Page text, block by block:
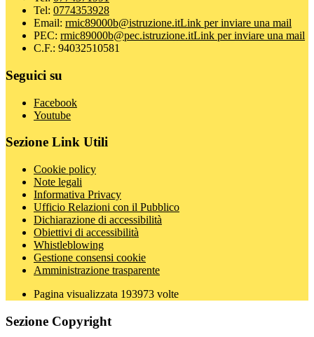
Tel: 0774353928
Email: rmic89000b@istruzione.itLink per inviare una mail
PEC: rmic89000b@pec.istruzione.itLink per inviare una mail
C.F.: 94032510581
Seguici su
Facebook
Youtube
Sezione Link Utili
Cookie policy
Note legali
Informativa Privacy
Ufficio Relazioni con il Pubblico
Dichiarazione di accessibilità
Obiettivi di accessibilità
Whistleblowing
Gestione consensi cookie
Amministrazione trasparente
Pagina visualizzata 193973 volte
Sezione Copyright